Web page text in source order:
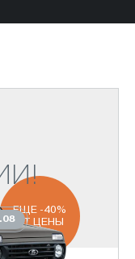
ЕЩЕ -40%
ОТ ЦЕНЫ